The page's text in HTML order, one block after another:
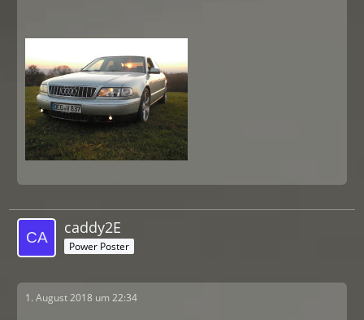
caddy2E
Power Poster
1. August 2018 um 22:34